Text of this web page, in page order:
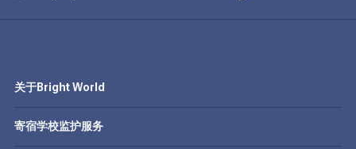
关于Bright World
寄宿学校监护服务